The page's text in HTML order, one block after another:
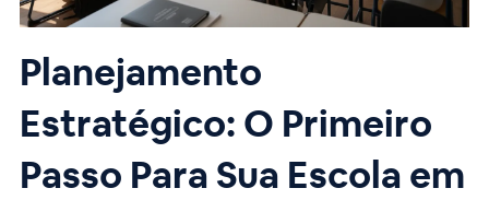
Planejamento
Estratégico: O Primeiro
Passo Para Sua Escola em